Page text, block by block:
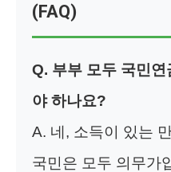
(FAQ)
Q. 부부 모두 국민연
야 하나요?
A. 네, 소득이 있는
국민은 모두 의무가